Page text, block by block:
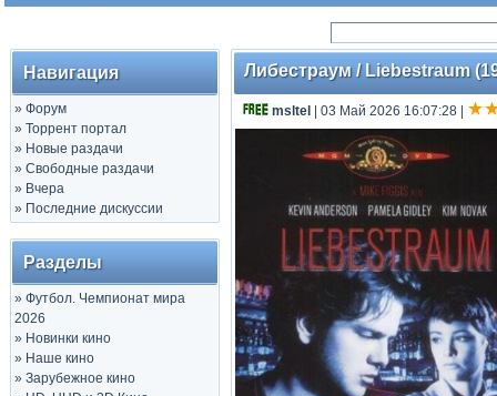
Навигация
» Форум
» Торрент портал
» Новые раздачи
» Свободные раздачи
» Вчера
» Последние дискуссии
Разделы
» Футбол. Чемпионат мира
2026
» Новинки кино
» Наше кино
» Зарубежное кино
Либестраум / Liebestraum
msltel | 03 Май 2026 16:07:28